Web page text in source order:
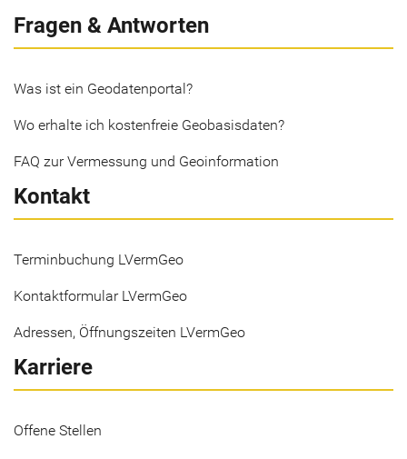
Fragen & Antworten
Was ist ein Geodatenportal?
Wo erhalte ich kostenfreie Geobasisdaten?
FAQ zur Vermessung und Geoinformation
Kontakt
Terminbuchung LVermGeo
Kontaktformular LVermGeo
Adressen, Öffnungszeiten LVermGeo
Karriere
Offene Stellen